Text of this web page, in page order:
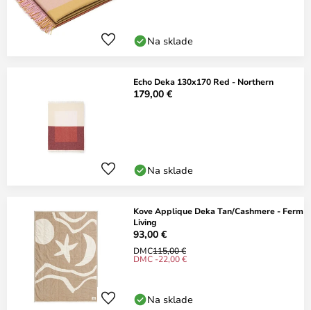
Na sklade
Echo Deka 130x170 Red - Northern
179,00 €
Na sklade
Kove Applique Deka Tan/Cashmere - Ferm
Living
93,00 €
DMC115,00 €
DMC -22,00 €
Na sklade